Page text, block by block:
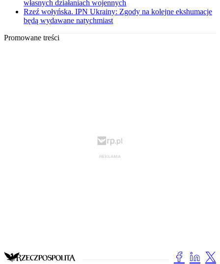
własnych działaniach wojennych
Rzeź wołyńska. IPN Ukrainy: Zgody na kolejne ekshumacje
będą wydawane natychmiast
Promowane treści